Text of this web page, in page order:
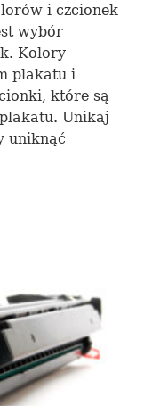
i czcionek
wybór
Kolory
plakatu i
które są
Unikaj
uniknąć